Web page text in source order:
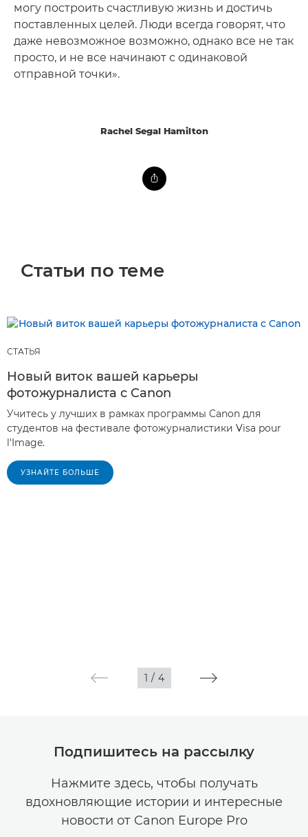
могу построить счастливую жизнь и достичь
поставленных целей. Люди всегда говорят, что
даже невозможное возможно, однако все не так
просто, и не все начинают с одинаковой
отправной точки».
Rachel Segal Hamilton
Статьи по теме
СТАТЬЯ
Новый виток вашей карьеры
фотожурналиста с Canon
Учитесь у лучших в рамках программы Canon для
студентов на фестивале фотожурналистики Visa pour
l'Image.
УЗНАЙТЕ БОЛЬШЕ
1 / 4
Подпишитесь на рассылку
Нажмите здесь, чтобы получать
вдохновляющие истории и интересные
новости от Canon Europe Pro